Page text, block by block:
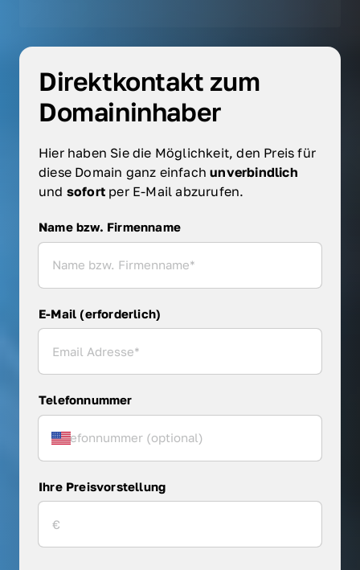
Direktkontakt zum
Domaininhaber
Hier haben Sie die Möglichkeit, den Preis für
diese Domain ganz einfach
und sofort per E-Mail abzurufen.
Name bzw. Firmenname
Name bzw. Firmenname
E-Mail (erforderlich)
Telefonnummer
Ihre Preisvorstellung